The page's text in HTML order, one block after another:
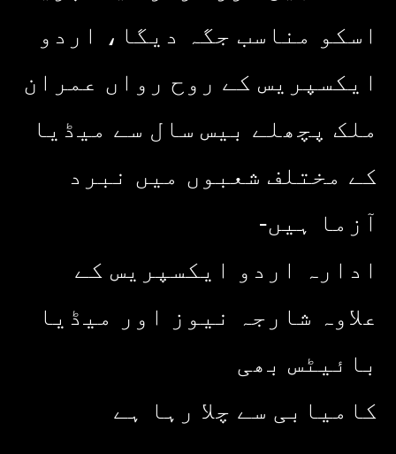
اسکو مناسب جگہ دیگا، اردو
ایکسپریس کے روح رواں عمران
ملک پچھلے بیس سال سے میڈیا
کے مختلف شعبوں میں نبرد
آزما ہیں-
ادارہ اردو ایکسپریس کے
علاوہ شارجہ نیوز اور میڈیا
بائیٹس بھی
کامیابی سے چلا رہا ہے